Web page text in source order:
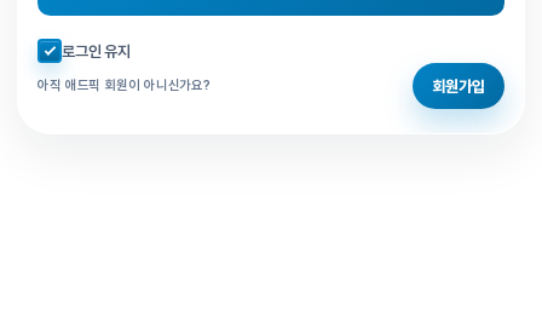
자동로그인 체크
로그인 유지
아직 애드픽 회원이 아니신가요? 회원가입